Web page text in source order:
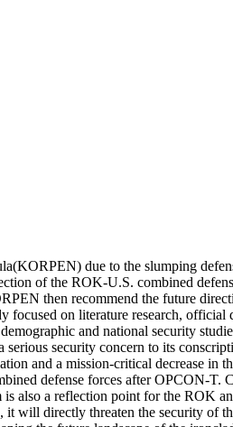
due to the slumping
of the ROK-U.S. combined
then recommend the future
focused on literature research,
and national security
security concern to its
and a mission-critical decrease
defense forces after OPCON-
also a reflection point for the ROK
will directly threaten the security